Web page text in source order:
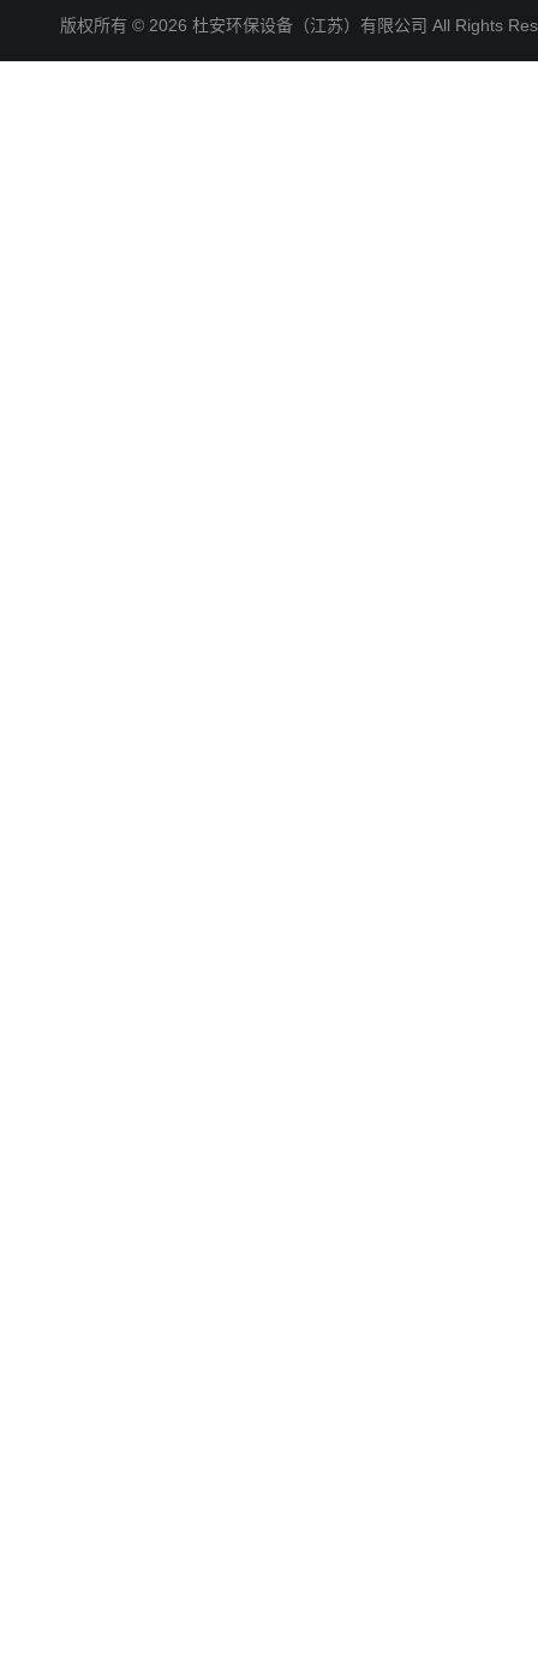
版权所有 © 2026 杜安环保设备（江苏）有限公司 All Rights